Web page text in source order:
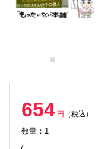
654 円 （税込）
数量：1